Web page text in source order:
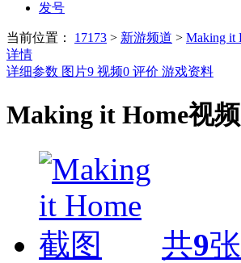
发号
当前位置： 17173 > 新游频道 > Making it
详情
详细参数 图片9 视频0 评价 游戏资料
Making it Home视频
共9张